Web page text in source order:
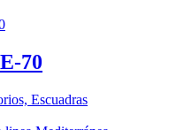
70
Escuadras